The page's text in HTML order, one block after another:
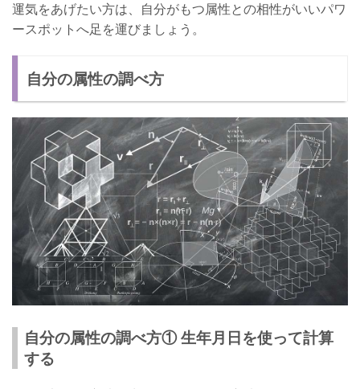
運気をあげたい方は、自分がもつ属性との相性がいいパワ
ースポットへ足を運びましょう。
自分の属性の調べ方
自分の属性の調べ方① 生年月日を使って計算
する